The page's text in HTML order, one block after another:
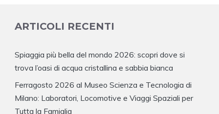
ARTICOLI RECENTI
Spiaggia più bella del mondo 2026: scopri dove si
trova l’oasi di acqua cristallina e sabbia bianca
Ferragosto 2026 al Museo Scienza e Tecnologia di
Milano: Laboratori, Locomotive e Viaggi Spaziali per
Tutta la Famiglia